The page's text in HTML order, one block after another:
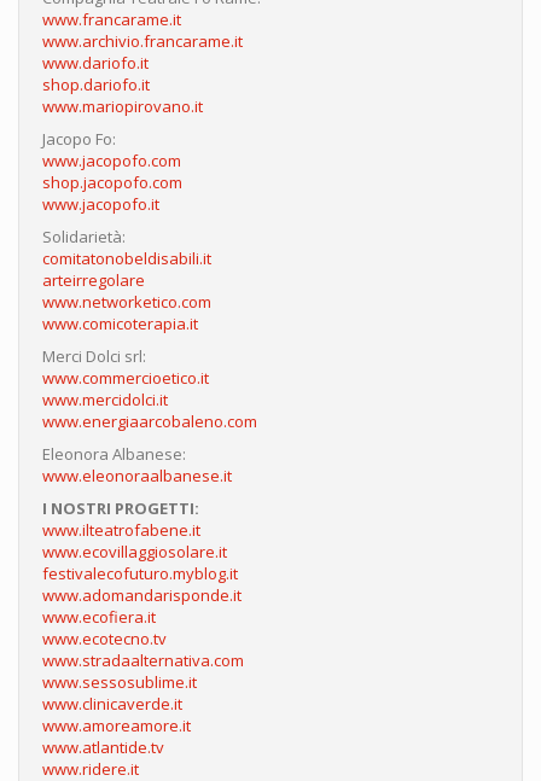
www.francarame.it
www.archivio.francarame.it
www.dariofo.it
shop.dariofo.it
www.mariopirovano.it
Jacopo Fo:
www.jacopofo.com
shop.jacopofo.com
www.jacopofo.it
Solidarietà:
comitatonobeldisabili.it
arteirregolare
www.networketico.com
www.comicoterapia.it
Merci Dolci srl:
www.commercioetico.it
www.mercidolci.it
www.energiaarcobaleno.com
Eleonora Albanese:
www.eleonoraalbanese.it
I NOSTRI PROGETTI:
www.ilteatrofabene.it
www.ecovillaggiosolare.it
festivalecofuturo.myblog.it
www.adomandarisponde.it
www.ecofiera.it
www.ecotecno.tv
www.stradaalternativa.com
www.sessosublime.it
www.clinicaverde.it
www.amoreamore.it
www.atlantide.tv
www.ridere.it